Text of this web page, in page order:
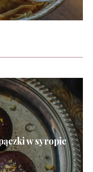
w syropie